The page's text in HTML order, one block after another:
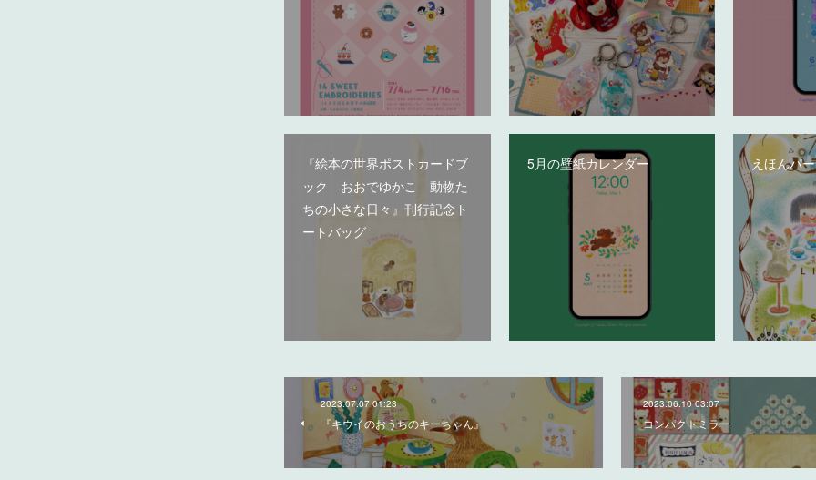
『絵本の世界ポストカードブ
ック おおでゆかこ 動物た
ちの小さな日々』刊行記念ト
ートバッグ
5月の壁紙カレンダー えほんパ
2023.07.07 01:23
『キウイのおうちのキーちゃん』
2023.06.10 03:07
コンパクトミラー